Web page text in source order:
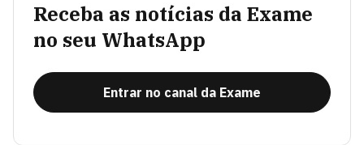
Receba as notícias da Exame
no seu WhatsApp
Entrar no canal da Exame